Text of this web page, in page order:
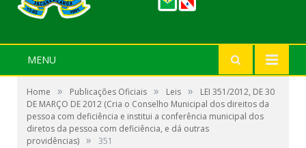
MENU
Home » Publicações Oficiais » Leis »
LEI 351/2012, DE 30
DE MARÇO DE 2012 (Cria o Conselho Municipal dos direitos da
pessoa com deficiência e institui a conferência municipal dos
diretos da pessoa com deficiência, e dá outras
providências) » 351